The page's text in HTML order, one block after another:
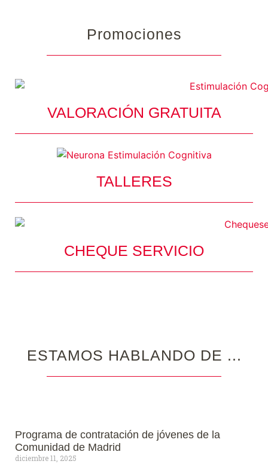
Promociones
VALORACIÓN GRATUITA
TALLERES
CHEQUE SERVICIO
ESTAMOS HABLANDO DE ...
Programa de contratación de jóvenes de la
Comunidad de Madrid
diciembre 11, 2025